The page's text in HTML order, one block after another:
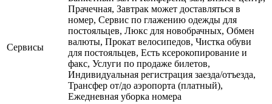
Сервисы
Прачечная, Завтрак может доставляться в
номер, Сервис по глажению одежды для
постояльцев, Люкс для новобрачных, Обмен
валюты, Прокат велосипедов, Чистка обуви
для постояльцев, Есть ксерокопирование и
факс, Услуги по продаже билетов,
Индивидуальная регистрация заезда/отъезда,
Трансфер от/до аэропорта (платный),
Ежедневная уборка номера